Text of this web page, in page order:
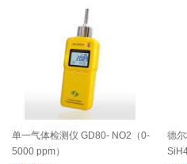
单一气体检测仪 GD80- NO2（0-
5000 ppm）
德